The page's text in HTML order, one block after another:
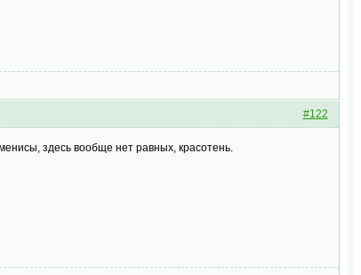
#122
здесь вообще нет равных, красотень.